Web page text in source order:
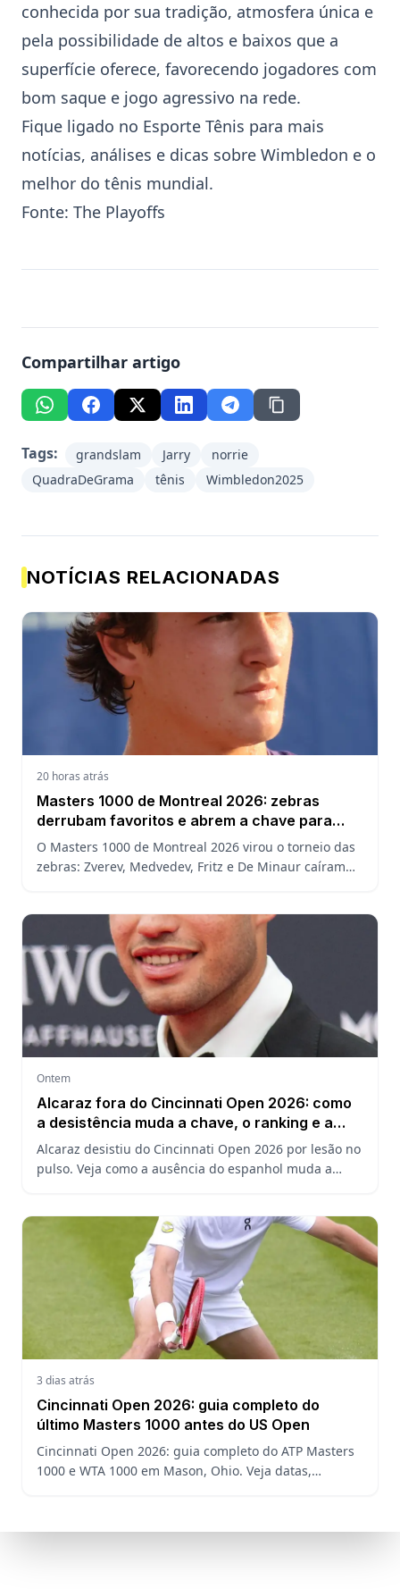
conhecida por sua tradição, atmosfera única e
pela possibilidade de altos e baixos que a
superfície oferece, favorecendo jogadores com
bom saque e jogo agressivo na rede.
Fique ligado no Esporte Tênis para mais
notícias, análises e dicas sobre Wimbledon e o
melhor do tênis mundial.
Fonte: The Playoffs
Compartilhar artigo
Tags: grandslam Jarry
norrie
QuadraDeGrama
tênis Wimbledon2025
NOTÍCIAS RELACIONADAS
20 horas atrás
Masters 1000 de Montreal 2026: zebras
derrubam favoritos e abrem a chave para
João Fonseca
O Masters 1000 de Montreal 2026 virou o torneio das
zebras: Zverev, Medvedev, Fritz e De Minaur caíram
Ontem
Alcaraz fora do Cincinnati Open 2026: como
a desistência muda a chave, o ranking e a
defesa do US Open
Alcaraz desistiu do Cincinnati Open 2026 por lesão no
pulso. Veja como a ausência do espanhol muda a
3 dias atrás
Cincinnati Open 2026: guia completo do
último Masters 1000 antes do US Open
Cincinnati Open 2026: guia completo do ATP Masters
1000 e WTA 1000 em Mason, Ohio. Veja datas,